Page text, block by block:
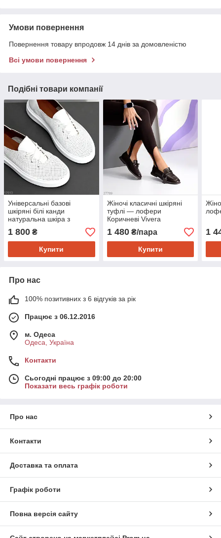
Умови повернення
Повернення товару впродовж 14 днів за домовленістю
Всі умови повернення
Подібні товари компанії
Універсальні базові
шкіряні білі канди
натуральна шкіра з
перфорацією
1 800 ₴
Купити
Жіночі класичні шкіряні
туфлі — лофери
Коричневі Vivera
1 480₴/пара
Купити
1
Про нас
100% позитивних з 6 відгуків за рік
Працює з 06.12.2016
м. Одеса
Одеса, Україна
Контакти
Сьогодні працює з 09:00 до 20:00
Показати весь графік роботи
Про нас
Контакти
Доставка та оплата
Графік роботи
Повна версія сайту